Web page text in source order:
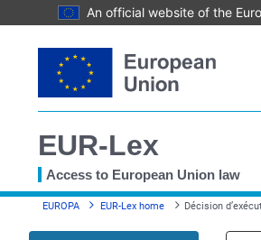
An official website of the
to
content
EUR-Lex
Access to European Union law
You
here
EUROPA EUR-Lex home Décision